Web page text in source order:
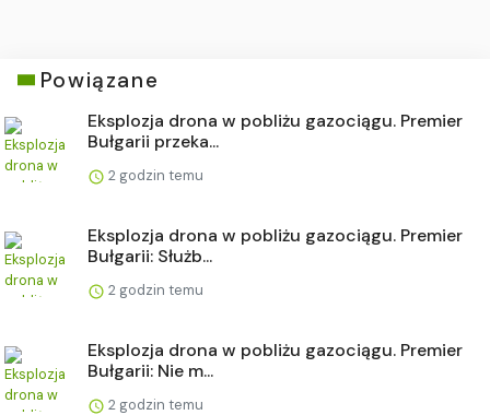
Powiązane
Eksplozja drona w pobliżu gazociągu. Premier
Bułgarii przeka...
2 godzin temu
Eksplozja drona w pobliżu gazociągu. Premier
Bułgarii: Służb...
2 godzin temu
Eksplozja drona w pobliżu gazociągu. Premier
Bułgarii: Nie m...
2 godzin temu